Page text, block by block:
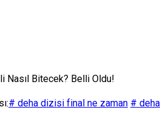
Nasıl Bitecek? Belli Oldu!
# deha dizisi final ne zaman # deha